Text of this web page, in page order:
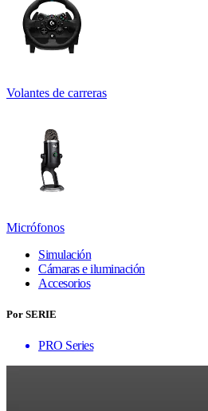
Volantes de carreras
Micrófonos
Simulación
Cámaras e iluminación
Accesorios
Por SERIE
PRO Series